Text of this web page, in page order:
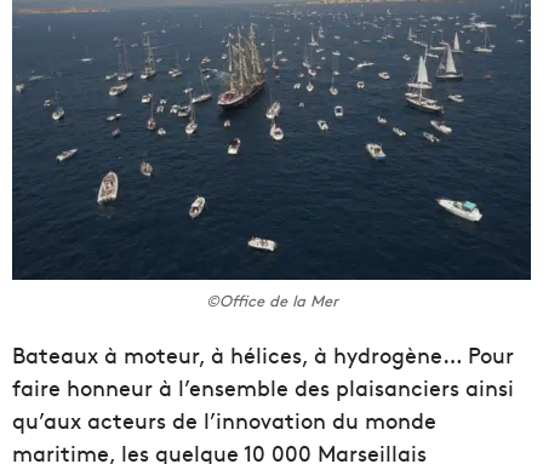
©Office de la Mer
Bateaux à moteur, à hélices, à hydrogène… Pour
faire honneur à l’ensemble des plaisanciers ainsi
qu’aux acteurs de l’innovation du monde
maritime, les quelque 10 000 Marseillais